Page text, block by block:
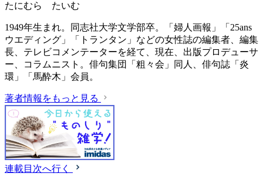
たにむら たいむ
1949年生まれ。同志社大学文学部卒。「婦人画報」「25ans
ウエディング」「トランタン」などの女性誌の編集者、編集
長、テレビコメンテーターを経て、現在、出版プロデューサ
ー、コラムニスト。俳句集団「粗々会」同人、俳句誌「炎
環」「馬酔木」会員。
著者情報をもっと見る
連載目次へ行く